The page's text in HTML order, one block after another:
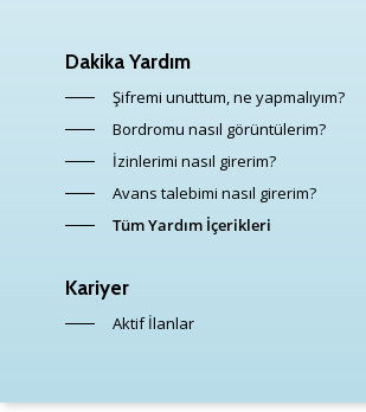
Dakika Yardım
Şifremi unuttum, ne yapmalıyım?
Bordromu nasıl görüntülerim?
İzinlerimi nasıl girerim?
Avans talebimi nasıl girerim?
Tüm Yardım İçerikleri
Kariyer
Aktif İlanlar